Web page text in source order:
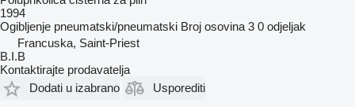
1994
Ogibljenje pneumatski/pneumatski Broj osovina 3 0 odjeljak
Francuska, Saint-Priest
B.I.B
Kontaktirajte prodavatelja
Dodati u izabrano
Usporediti